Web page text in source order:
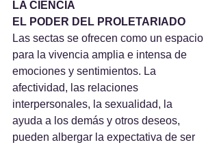
LA CIENCIA
EL PODER DEL PROLETARIADO
Las sectas se ofrecen como un espacio
para la vivencia amplia e intensa de
emociones y sentimientos. La
afectividad, las relaciones
interpersonales, la sexualidad, la
ayuda a los demás y otros deseos,
pueden albergar la expectativa de ser